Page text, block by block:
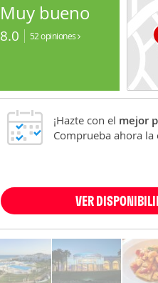
Muy bueno
8.0 52 opiniones
¡Hazte con el mejor
Comprueba ahora
VER